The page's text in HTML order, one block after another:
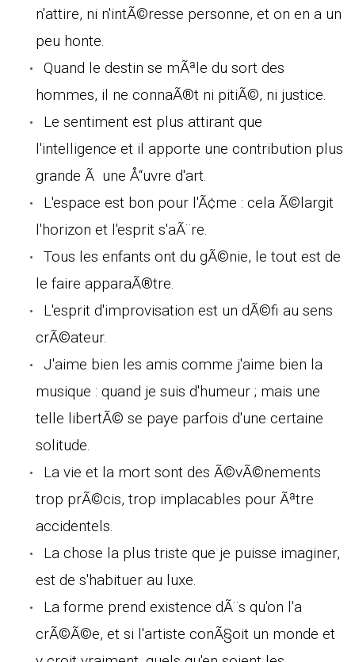
n'attire, ni n'intÃ©resse personne, et on en a un
peu honte.
Quand le destin se mÃªle du sort des
hommes, il ne connaÃ®t ni pitiÃ©, ni justice.
Le sentiment est plus attirant que
l'intelligence et il apporte une contribution plus
grande Ã une Å“uvre d'art.
L'espace est bon pour l'Ã¢me : cela Ã©largit
l'horizon et l'esprit s'aÃ¨re.
Tous les enfants ont du gÃ©nie, le tout est de
le faire apparaÃ®tre.
L'esprit d'improvisation est un dÃ©fi au sens
crÃ©ateur.
J'aime bien les amis comme j'aime bien la
musique : quand je suis d'humeur ; mais une
telle libertÃ© se paye parfois d'une certaine
solitude.
La vie et la mort sont des Ã©vÃ©nements
trop prÃ©cis, trop implacables pour Ãªtre
accidentels.
La chose la plus triste que je puisse imaginer,
est de s'habituer au luxe.
La forme prend existence dÃ¨s qu'on l'a
crÃ©Ã©e, et si l'artiste conÃ§oit un monde et